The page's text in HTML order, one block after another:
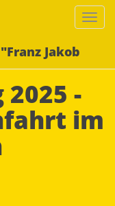
Jakob
-
im